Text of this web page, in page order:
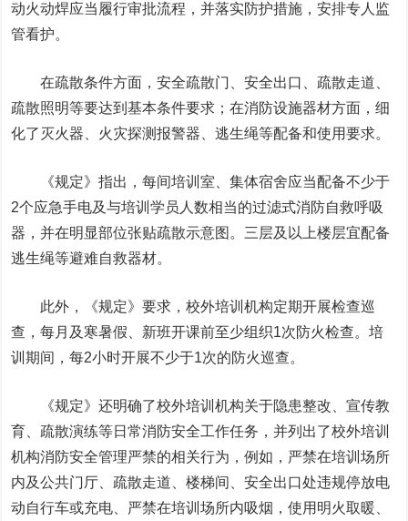
动火动焊应当履行审批流程，并落实防护措施，安排专人监
管看护。
在疏散条件方面，安全疏散门、安全出口、疏散走道、
疏散照明等要达到基本条件要求；在消防设施器材方面，细
化了灭火器、火灾探测报警器、逃生绳等配备和使用要求。
《规定》指出，每间培训室、集体宿舍应当配备不少于
2个应急手电及与培训学员人数相当的过滤式消防自救呼吸
器，并在明显部位张贴疏散示意图。三层及以上楼层宜配备
逃生绳等避难自救器材。
此外，《规定》要求，校外培训机构定期开展检查巡
查，每月及寒暑假、新班开课前至少组织1次防火检查。培
训期间，每2小时开展不少于1次的防火巡查。
《规定》还明确了校外培训机构关于隐患整改、宣传教
育、疏散演练等日常消防安全工作任务，并列出了校外培训
机构消防安全管理严禁的相关行为，例如，严禁在培训场所
内及公共门厅、疏散走道、楼梯间、安全出口处违规停放电
动自行车或充电、严禁在培训场所内吸烟，使用明火取暖、